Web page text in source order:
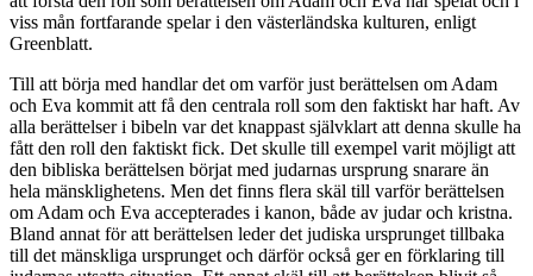
viss mån fortfarande spelar i den västerländska kulturen, enligt
Greenblatt.
Till att börja med handlar det om varför just berättelsen om Adam
och Eva kommit att få den centrala roll som den faktiskt har haft. Av
alla berättelser i bibeln var det knappast självklart att denna skulle ha
fått den roll den faktiskt fick. Det skulle till exempel varit möjligt att
den bibliska berättelsen börjat med judarnas ursprung snarare än
hela mänsklighetens. Men det finns flera skäl till varför berättelsen
om Adam och Eva accepterades i kanon, både av judar och kristna.
Bland annat för att berättelsen leder det judiska ursprunget tillbaka
till det mänskliga ursprunget och därför också ger en förklaring till